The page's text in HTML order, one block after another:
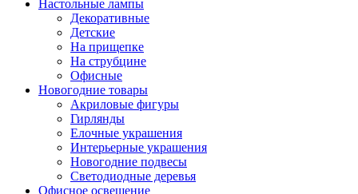
Настольные лампы
Декоративные
Детские
На прищепке
На струбцине
Офисные
Новогодние товары
Акриловые фигуры
Гирлянды
Елочные украшения
Интерьерные украшения
Новогодние подвесы
Светодиодные деревья
Офисное освещение